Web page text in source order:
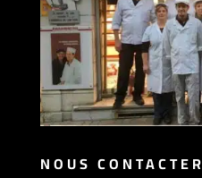
NOUS CONTACTER